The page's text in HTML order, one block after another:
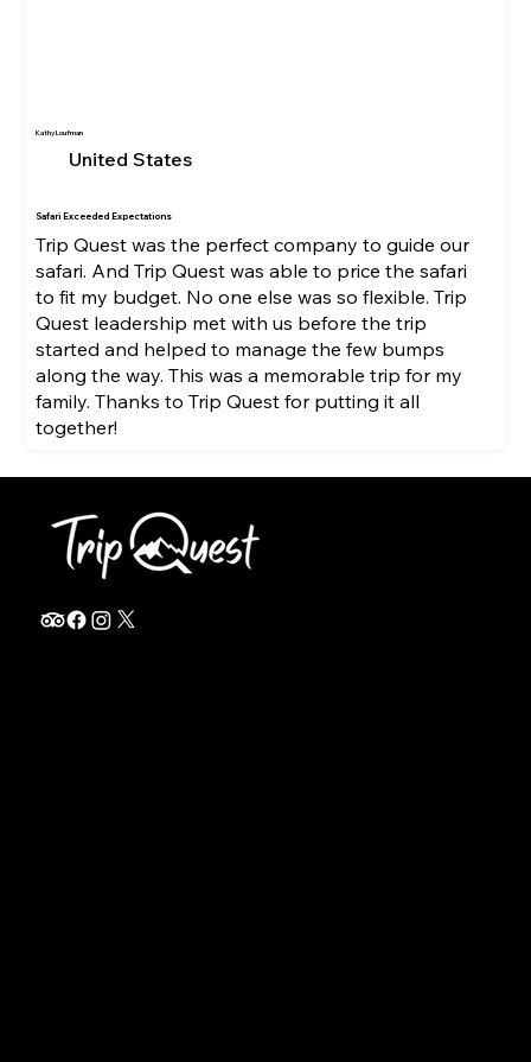
Kathy Loufman
United States
Safari Exceeded Expectations
Trip Quest was the perfect company to guide our
safari. And Trip Quest was able to price the safari
to fit my budget. No one else was so flexible. Trip
Quest leadership met with us before the trip
started and helped to manage the few bumps
along the way. This was a memorable trip for my
family. Thanks to Trip Quest for putting it all
together!